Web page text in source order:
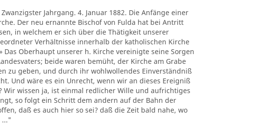
Jahrgang. 4. Januar 1882. Die Anfänge einer
Der neu ernannte Bischof von Fulda hat bei Antritt
in welchem er sich über die Thätigkeit unserer
Verhältnisse innerhalb der katholischen Kirche
Oberhaupt unserer h. Kirche vereinigte seine Sorgen
beide waren bemüht, der Kirche am Grabe
zu geben, und durch ihr wohlwollendes Einverständniß
Und wäre es ein Unrecht, wenn wir an dieses Ereigniß
wissen ja, ist einmal redlicher Wille und aufrichtiges
so folgt ein Schritt dem andern auf der Bahn der
daß es auch hier so sei? daß die Zeit bald nahe, wo
..."